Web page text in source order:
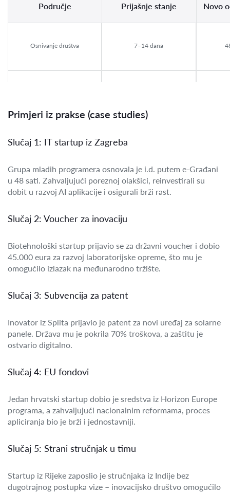
Područje Prijašnje stanje Novo
Osnivanje društva 7–14 dana
Porezne olakšice
Voucheri za inovacije Nije postojalo
Registracija patenata Složen postupak
Primjeri iz prakse (case studies)
Slučaj 1: IT startup iz Zagreba
Grupa mladih programera osnovala je i.d. putem e-Građani
u 48 sati. Zahvaljujući poreznoj olakšici, reinvestirali su
dobit u razvoj AI aplikacije i osigurali brži rast.
Slučaj 2: Voucher za inovaciju
Biotehnološki startup prijavio se za državni voucher i dobio
45.000 eura za razvoj laboratorijske opreme, što mu je
omogućilo izlazak na međunarodno tržište.
Slučaj 3: Subvencija za patent
Inovator iz Splita prijavio je patent za novi uređaj za solarne
panele. Država mu je pokrila 70% troškova, a zaštitu je
ostvario digitalno.
Slučaj 4: EU fondovi
Jedan hrvatski startup dobio je sredstva iz Horizon Europe
programa, a zahvaljujući nacionalnim reformama, proces
apliciranja bio je brži i jednostavniji.
Slučaj 5: Strani stručnjak u timu
Startup iz Rijeke zaposlio je stručnjaka iz Indije bez
dugotrajnog postupka vize – inovacijsko društvo omogućilo